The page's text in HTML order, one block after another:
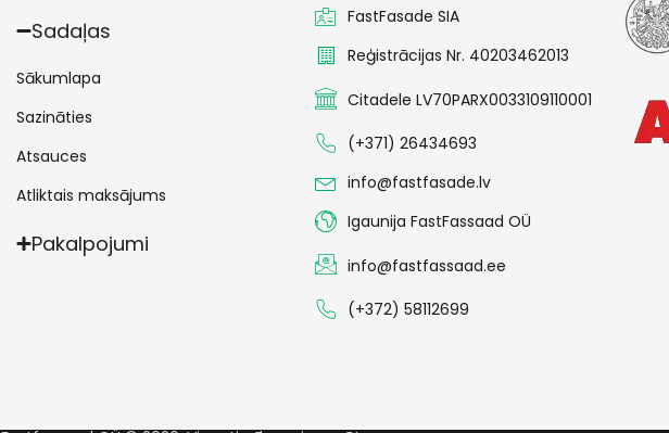
Sadaļas
Sākumlapa
Sazināties
Atsauces
Atliktais maksājums
Pakalpojumi
FastFasade SIA
Reģistrācijas Nr. 40203462013
Citadele LV70PARX0033109110001
(+371) 26434693
info@fastfasade.lv
Igaunija FastFassaad OÜ
info@fastfassaad.ee
(+372) 58112699